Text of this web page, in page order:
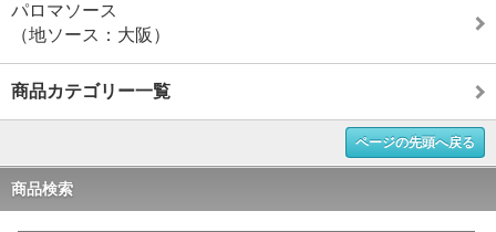
パロマソース
（地ソース：大阪）
商品カテゴリー一覧
ページの先頭へ戻る
商品検索